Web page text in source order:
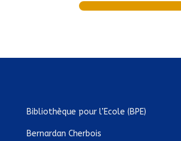
Bibliothèque pour l’Ecole (BPE)
Bernardan Cherbois